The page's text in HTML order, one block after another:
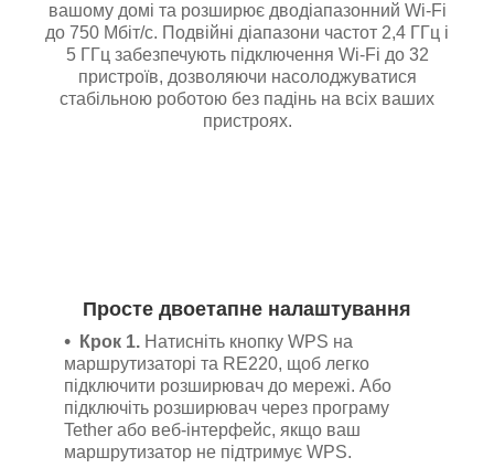
вашому домі та розширює дводіапазонний Wi-Fi
до 750 Мбіт/с. Подвійні діапазони частот 2,4 ГГц і
5 ГГц забезпечують підключення Wi-Fi до 32
пристроїв, дозволяючи насолоджуватися
стабільною роботою без падінь на всіх ваших
пристроях.
Просте двоетапне налаштування
Крок 1. Натисніть кнопку WPS на
маршрутизаторі та RE220, щоб легко
підключити розширювач до мережі. Або
підключіть розширювач через програму
Tether або веб-інтерфейс, якщо ваш
маршрутизатор не підтримує WPS.